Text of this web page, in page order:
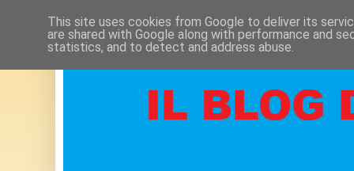
This site uses cookies from Google to deliver its
are shared with Google along with performance and
statistics, and to detect and address abuse.